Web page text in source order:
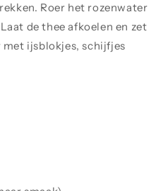
Roer het rozenwater
de thee afkoelen en zet
met ijsblokjes, schijfjes